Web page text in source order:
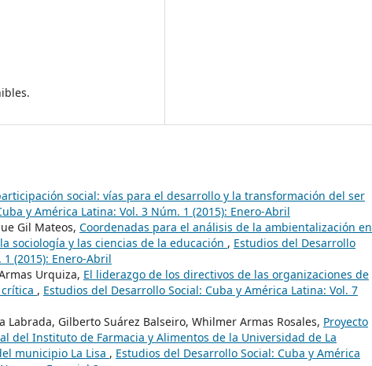
social: vías para el desarrollo y la transformación del ser
y América Latina: Vol. 3 Núm. 1 (2015): Enero-Abril
Gil Mateos, Coordenadas para el análisis de la ambientalización en
sociología y las ciencias de la educación , Estudios del Desarrollo
(2015): Enero-Abril
Urquiza, El liderazgo de los directivos de las organizaciones de
, Estudios del Desarrollo Social: Cuba y América Latina: Vol. 7
Labrada, Gilberto Suárez Balseiro, Whilmer Armas Rosales, Proyecto
del Instituto de Farmacia y Alimentos de la Universidad de La
municipio La Lisa , Estudios del Desarrollo Social: Cuba y América